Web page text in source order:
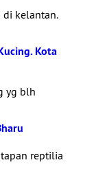
di kelantan.
Kota
yg blh
reptilia